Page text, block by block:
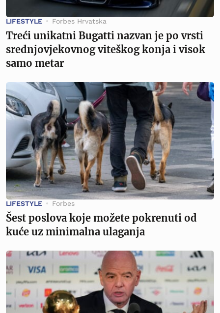
LIFESTYLE Forbes Hrvatska
Treći unikatni Bugatti nazvan je po vrsti
srednjovjekovnog viteškog konja i visok
samo metar
LIFESTYLE Forbes
Šest poslova koje možete pokrenuti od
kuće uz minimalna ulaganja